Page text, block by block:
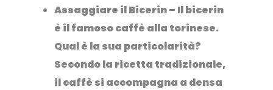
Assaggiare il Bicerin– Il bicerin
è il famoso caffè alla torinese.
Qual è la sua particolarità?
Secondo la ricetta tradizionale,
il caffè si accompagna a densa